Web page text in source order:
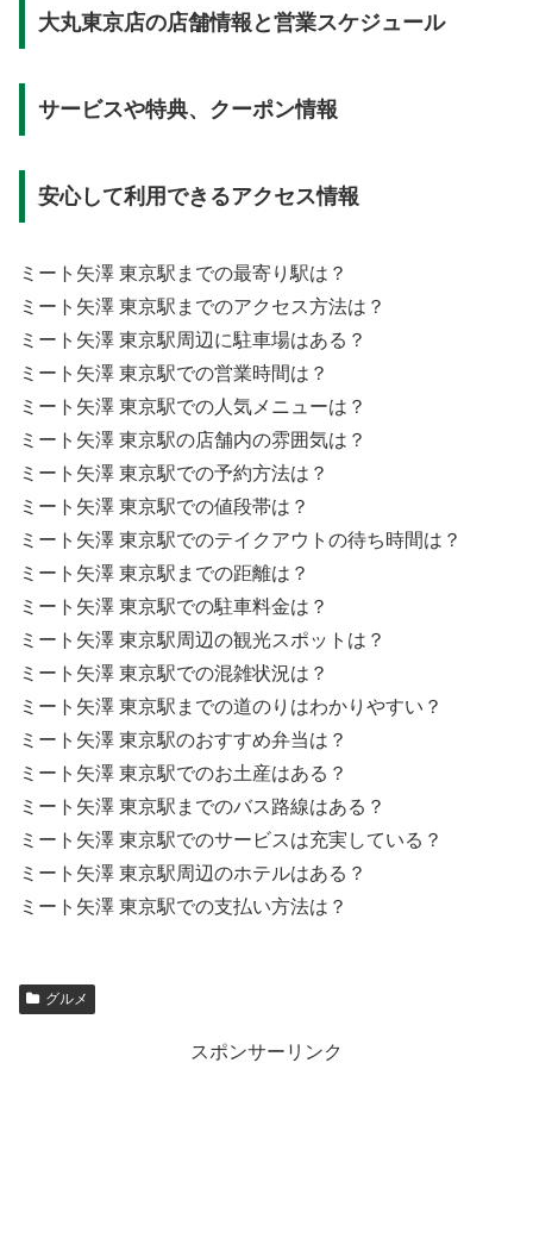
大丸東京店の店舗情報と営業スケジュール
サービスや特典、クーポン情報
安心して利用できるアクセス情報
ミート矢澤 東京駅までの最寄り駅は？
ミート矢澤 東京駅までのアクセス方法は？
ミート矢澤 東京駅周辺に駐車場はある？
ミート矢澤 東京駅での営業時間は？
ミート矢澤 東京駅での人気メニューは？
ミート矢澤 東京駅の店舗内の雰囲気は？
ミート矢澤 東京駅での予約方法は？
ミート矢澤 東京駅での値段帯は？
ミート矢澤 東京駅でのテイクアウトの待ち時間は？
ミート矢澤 東京駅までの距離は？
ミート矢澤 東京駅での駐車料金は？
ミート矢澤 東京駅周辺の観光スポットは？
ミート矢澤 東京駅での混雑状況は？
ミート矢澤 東京駅までの道のりはわかりやすい？
ミート矢澤 東京駅のおすすめ弁当は？
ミート矢澤 東京駅でのお土産はある？
ミート矢澤 東京駅までのバス路線はある？
ミート矢澤 東京駅でのサービスは充実している？
ミート矢澤 東京駅周辺のホテルはある？
ミート矢澤 東京駅での支払い方法は？
グルメ
スポンサーリンク